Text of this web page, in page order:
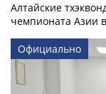
Алтайские
чемпионата Азии
Официально